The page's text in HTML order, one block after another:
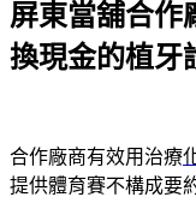
屏東當舖合作
換現金的植牙
合作廠商有效用治療
提供體育賽不構成要